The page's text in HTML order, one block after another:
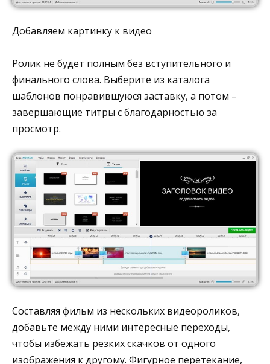
Добавляем картинку к видео
Ролик не будет полным без вступительного и
финального слова. Выберите из каталога
шаблонов понравившуюся заставку, а потом –
завершающие титры с благодарностью за
просмотр.
Составляя фильм из нескольких видеороликов,
добавьте между ними интересные переходы,
чтобы избежать резких скачков от одного
изображения к другому. Фигурное перетекание,